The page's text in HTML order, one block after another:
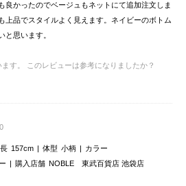
良かったのでベージュもネットにて追加注文しま
上品でスタイルよく見えます。ネイビーのボトム
と思います。
す。
このレビューは参考になりましたか？
157cm 体型 小柄
カラー
購入店舗 NOBLE 東武百貨店 池袋店